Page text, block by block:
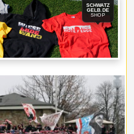
SCHWATZ
GELB.DE
SHOP